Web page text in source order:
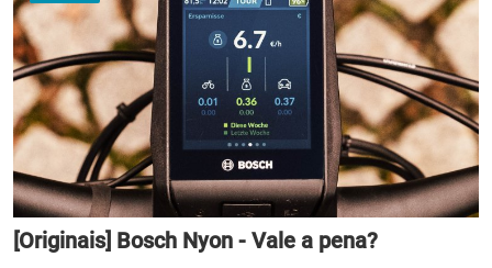
[Originais] Bosch Nyon - Vale a pena?